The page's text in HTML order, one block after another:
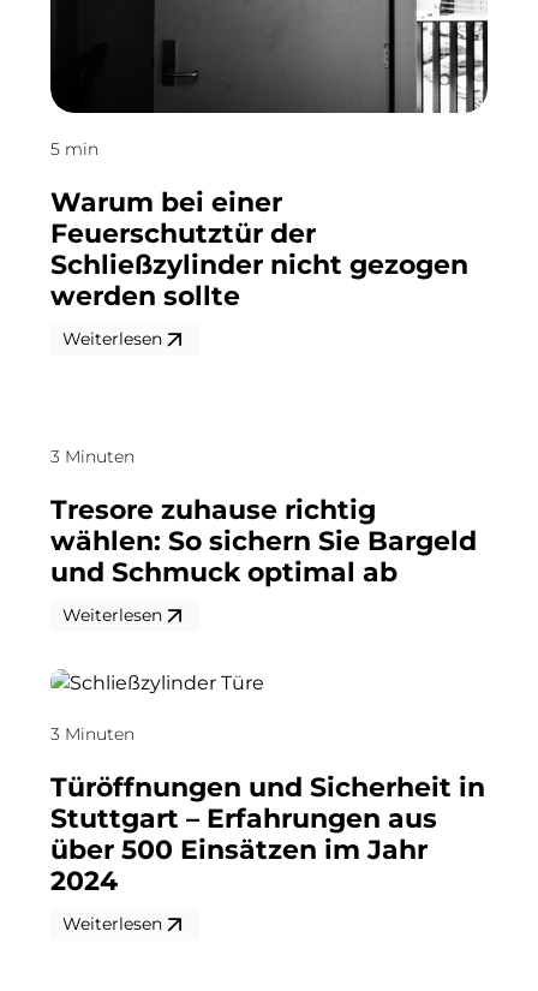
5 min
Warum bei einer
Feuerschutztür der
Schließzylinder nicht gezogen
werden sollte
Weiterlesen
3 Minuten
Tresore zuhause richtig
wählen: So sichern Sie Bargeld
und Schmuck optimal ab
Weiterlesen
3 Minuten
Türöffnungen und Sicherheit in
Stuttgart – Erfahrungen aus
über 500 Einsätzen im Jahr
2024
Weiterlesen